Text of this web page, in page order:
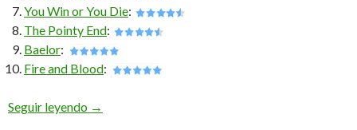
You Win or You Die:
The Pointy End:
Baelor:
Fire and Blood:
Seguir leyendo Game of Thrones: Primera Temporada
→